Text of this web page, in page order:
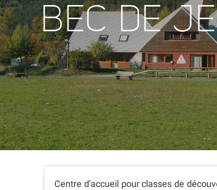
BEC DE
Centre d'accueil pour classes de